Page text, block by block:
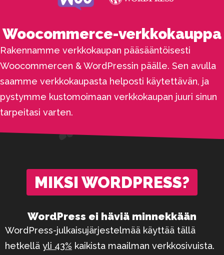
Woocommerce-verkkokauppa
Rakennamme verkkokaupan pääsääntöisesti
Woocommercen & WordPressin päälle. Sen avulla
saamme verkkokaupasta helposti käytettävän, ja
pystymme kustomoimaan verkkokaupan juuri sinun
tarpeitasi varten.
MIKSI WORDPRESS?
WordPress ei häviä minnekkään
WordPress-julkaisujärjestelmää käyttää tällä
hetkellä yli 43% kaikista maailman verkkosivuista.